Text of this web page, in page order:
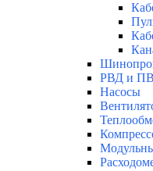
РВД и
Насосы